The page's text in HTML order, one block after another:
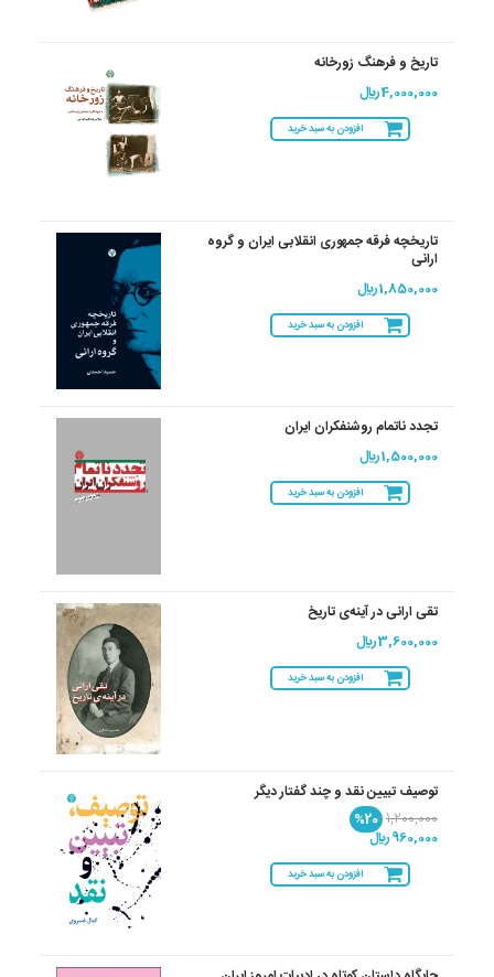
تاریخ و فرهنگ زورخانه
4,000,000 ريال
افزودن به سبد خرید
تاریخچه فرقه جمهوری انقلابی ایران و گروه
ارانی
1,850,000 ريال
افزودن به سبد خرید
تجدد ناتمام روشنفکران ایران
1,500,000 ريال
افزودن به سبد خرید
تقی ارانی در آینه‌ی تاریخ
3,600,000 ريال
افزودن به سبد خرید
توصیف تبیین نقد و چند گفتار دیگر
1,200,000
%20
960,000 ريال
افزودن به سبد خرید